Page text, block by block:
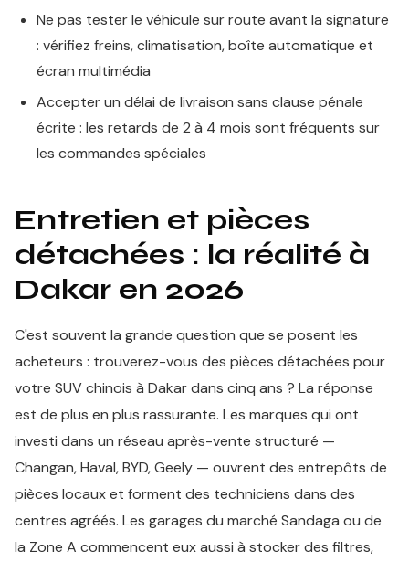
Ne pas tester le véhicule sur route avant la signature
: vérifiez freins, climatisation, boîte automatique et
écran multimédia
Accepter un délai de livraison sans clause pénale
écrite : les retards de 2 à 4 mois sont fréquents sur
les commandes spéciales
Entretien et pièces
détachées : la réalité à
Dakar en 2026
C'est souvent la grande question que se posent les
acheteurs : trouverez-vous des pièces détachées pour
votre SUV chinois à Dakar dans cinq ans ? La réponse
est de plus en plus rassurante. Les marques qui ont
investi dans un réseau après-vente structuré —
Changan, Haval, BYD, Geely — ouvrent des entrepôts de
pièces locaux et forment des techniciens dans des
centres agréés. Les garages du marché Sandaga ou de
la Zone A commencent eux aussi à stocker des filtres,